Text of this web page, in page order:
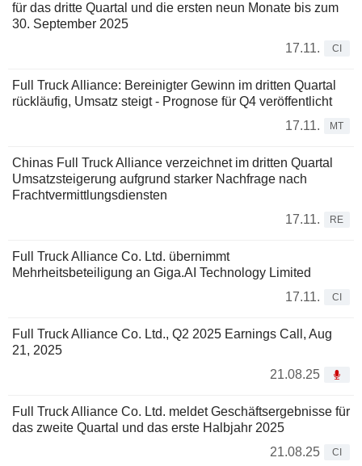
für das dritte Quartal und die ersten neun Monate bis zum
30. September 2025
17.11.
CI
Full Truck Alliance: Bereinigter Gewinn im dritten Quartal
rückläufig, Umsatz steigt - Prognose für Q4 veröffentlicht
17.11.
MT
Chinas Full Truck Alliance verzeichnet im dritten Quartal
Umsatzsteigerung aufgrund starker Nachfrage nach
Frachtvermittlungsdiensten
17.11.
RE
Full Truck Alliance Co. Ltd. übernimmt
Mehrheitsbeteiligung an Giga.AI Technology Limited
17.11.
CI
Full Truck Alliance Co. Ltd., Q2 2025 Earnings Call, Aug
21, 2025
21.08.25
Full Truck Alliance Co. Ltd. meldet Geschäftsergebnisse für
das zweite Quartal und das erste Halbjahr 2025
21.08.25
CI